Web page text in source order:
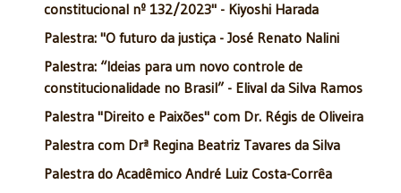
constitucional nº 132/2023" - Kiyoshi Harada
Palestra: "O futuro da justiça - José Renato Nalini
Palestra: “Ideias para um novo controle de
constitucionalidade no Brasil” - Elival da Silva Ramos
Palestra "Direito e Paixões" com Dr. Régis de Oliveira
Palestra com Drª Regina Beatriz Tavares da Silva
Palestra do Acadêmico André Luiz Costa-Corrêa